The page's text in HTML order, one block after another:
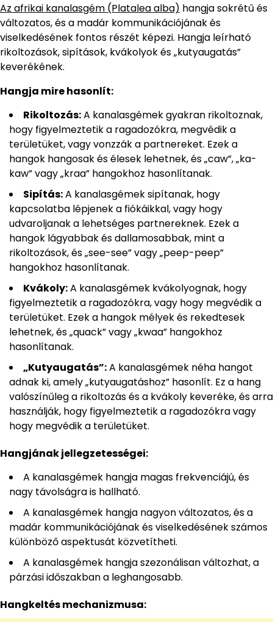
Az afrikai kanalasgém (Platalea alba) hangja sokrétű és
változatos, és a madár kommunikációjának és
viselkedésének fontos részét képezi. Hangja leírható
rikoltozások, sipítások, kvákolyok és „kutyaugatás”
keverékének.
Hangja mire hasonlít:
Rikoltozás:A kanalasgémek gyakran rikoltoznak,
hogy figyelmeztetik a ragadozókra, megvédik a
területüket, vagy vonzzák a partnereket. Ezek a
hangok hangosak és élesek lehetnek, és „caw”, „ka-
kaw” vagy „kraa” hangokhoz hasonlítanak.
Sipítás:A kanalasgémek sipítanak, hogy
kapcsolatba lépjenek a fiókáikkal, vagy hogy
udvaroljanak a lehetséges partnereknek. Ezek a
hangok lágyabbak és dallamosabbak, mint a
rikoltozások, és „see-see” vagy „peep-peep”
hangokhoz hasonlítanak.
Kvákoly:A kanalasgémek kvákolyognak, hogy
figyelmeztetik a ragadozókra, vagy hogy megvédik a
területüket. Ezek a hangok mélyek és rekedtesek
lehetnek, és „quack” vagy „kwaa” hangokhoz
hasonlítanak.
„Kutyaugatás”:A kanalasgémek néha hangot
adnak ki, amely „kutyaugatáshoz” hasonlít. Ez a hang
valószínűleg a rikoltozás és a kvákoly keveréke, és arra
használják, hogy figyelmeztetik a ragadozókra vagy
hogy megvédik a területüket.
Hangjának jellegzetességei:
A kanalasgémek hangja magas frekvenciájú, és
nagy távolságra is hallható.
A kanalasgémek hangja nagyon változatos, és a
madár kommunikációjának és viselkedésének számos
különböző aspektusát közvetítheti.
A kanalasgémek hangja szezonálisan változhat, a
párzási időszakban a leghangosabb.
Hangkeltés mechanizmusa: